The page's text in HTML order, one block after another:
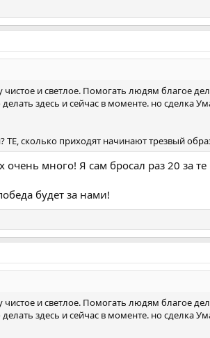
чистое и светлое. Помогать людям благое
здесь и сейчас в моменте. но сделка
ТЕ, сколько приходят начинают трезвый
очень много! Я сам бросал раз 20 за
будет за нами!
чистое и светлое. Помогать людям благое
здесь и сейчас в моменте. но сделка